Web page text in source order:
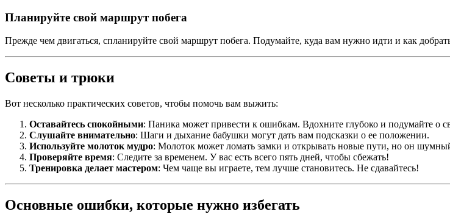
Планируйте свой маршрут побега
Прежде чем двигаться, спланируйте свой маршрут побега. Подумайте, куда вам нужно идти и как
Советы и трюки
Вот несколько практических советов, чтобы помочь вам выжить:
Оставайтесь спокойными: Паника может привести к ошибкам. Вдохните глубоко и подумайте о
Слушайте внимательно: Шаги и дыхание бабушки могут дать вам подсказки о ее положении.
Используйте молоток мудро: Молоток может ломать замки и открывать новые пути, но он
Проверяйте время: Следите за временем. У вас есть всего пять дней, чтобы сбежать!
Тренировка делает мастером: Чем чаще вы играете, тем лучше становитесь. Не сдавайтесь!
Основные ошибки, которые нужно избегать